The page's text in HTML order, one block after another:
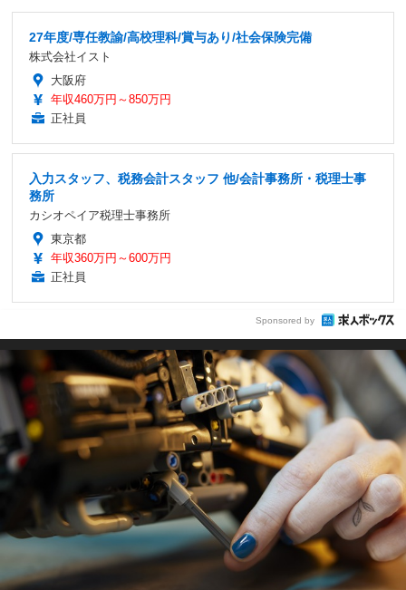
27年度/専任教諭/高校理科/賞与あり/社会保険完備
株式会社イスト
大阪府
年収460万円～850万円
正社員
入力スタッフ、税務会計スタッフ 他/会計事務所・税理士事
務所
カシオペイア税理士事務所
東京都
年収360万円～600万円
正社員
Sponsored by